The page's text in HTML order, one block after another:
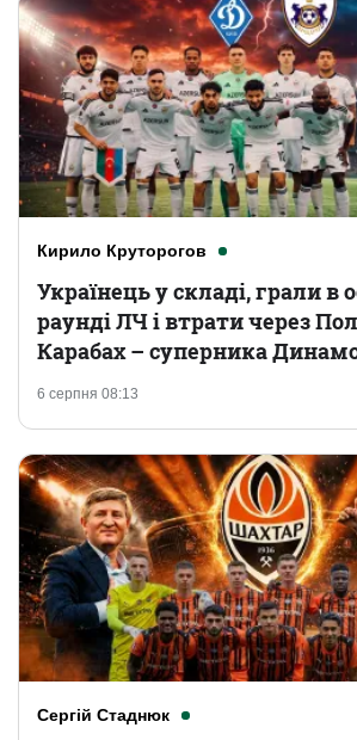
Кирило Круторогов
6 серпня 08:13
Українець у складі, грали в
раунді ЛЧ і втрати через
Карабах – суперника
Сергій Стаднюк